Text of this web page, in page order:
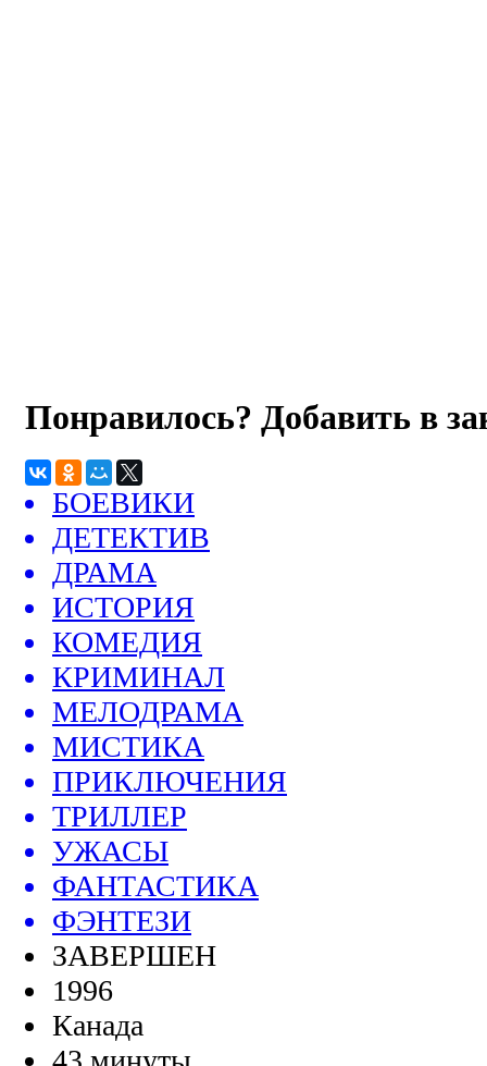
Понравилось? Добавить в
БОЕВИКИ
ДЕТЕКТИВ
ДРАМА
ИСТОРИЯ
КОМЕДИЯ
КРИМИНАЛ
МЕЛОДРАМА
МИСТИКА
ПРИКЛЮЧЕНИЯ
ТРИЛЛЕР
УЖАСЫ
ФАНТАСТИКА
ФЭНТЕЗИ
ЗАВЕРШЕН
1996
Канада